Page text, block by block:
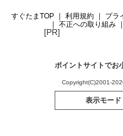
すぐたまTOP 利用規約 プラ
不正への取り組み
[PR]
ポイントサイトでお
Copyright(C)2001-
表示モード